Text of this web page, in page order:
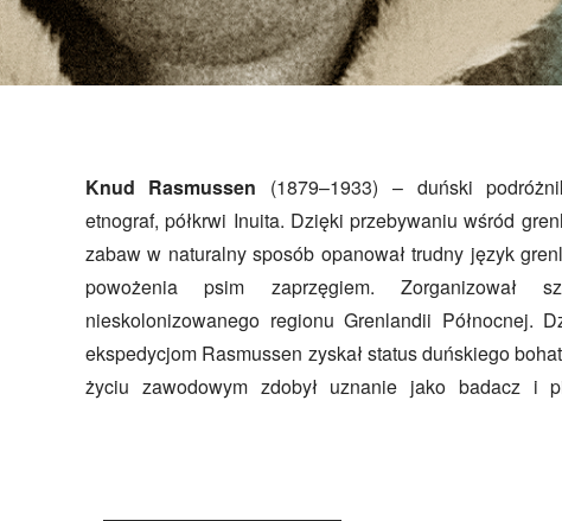
Knud Rasmussen (1879–1933) – duński
etnograf, półkrwi Inuita. Dzięki przebywaniu wśród
zabaw w naturalny sposób opanował trudny język
powożenia psim zaprzęgiem. Zorganizował
nieskolonizowanego regionu Grenlandii Północnej.
ekspedycjom Rasmussen zyskał status duńskiego
życiu zawodowym zdobył uznanie jako badacz i
otrzymanie tytułu doktora honoris causa
roku oraz Uniwersytetu w Edynburgu w 1927 roku.
światowym autorytetem w kwestiach grenlandzkich.
wskutek infekcji żołądkowej, której nabawił się